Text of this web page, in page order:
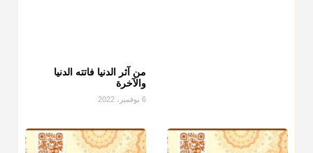
من آثر الدنيا فاتته الدنيا
والآخرة
6 نوفمبر، 2022